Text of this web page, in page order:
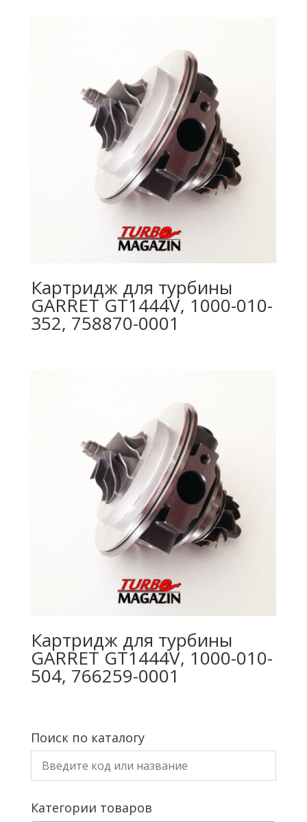
Картридж для турбины
GARRET GT1444V, 1000-010-
352, 758870-0001
Картридж для турбины
GARRET GT1444V, 1000-010-
504, 766259-0001
Поиск по каталогу
Категории товаров